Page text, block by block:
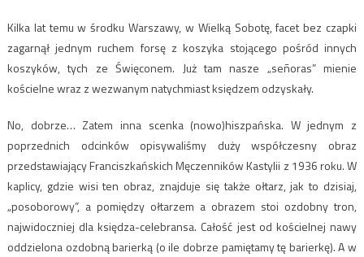
Kilka lat temu w środku Warszawy, w Wielką Sobotę, facet bez czapki
zagarnął jednym ruchem forsę z koszyka stojącego pośród innych
koszyków, tych ze Święconem. Już tam nasze „señoras” mienie
kościelne wraz z wezwanym natychmiast księdzem odzyskały.
No, dobrze… Zatem inna scenka (nowo)hiszpańska. W jednym z
poprzednich odcinków opisywaliśmy duży współczesny obraz
przedstawiający Franciszkańskich Męczenników Kastylii z 1936 roku. W
kaplicy, gdzie wisi ten obraz, znajduje się także ołtarz, jak to dzisiaj,
„posoborowy”, a pomiędzy ołtarzem a obrazem stoi ozdobny tron,
najwidoczniej dla księdza-celebransa. Całość jest od kościelnej nawy
oddzielona ozdobną barierką (o ile dobrze pamiętamy tę barierkę). A w